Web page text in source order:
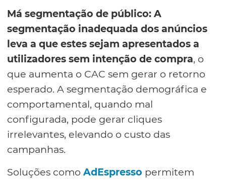
Má segmentação de público: A
segmentação inadequada dos anúncios
leva a que estes sejam apresentados a
utilizadores sem intenção de compra, o
que aumenta o CAC sem gerar o retorno
esperado. A segmentação demográfica e
comportamental, quando mal
configurada, pode gerar cliques
irrelevantes, elevando o custo das
campanhas.
Soluções como AdEspresso permitem